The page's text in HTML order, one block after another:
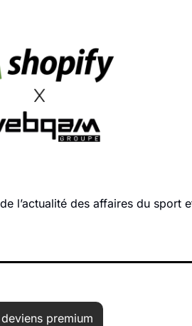
l’actualité des affaires du sport
premium